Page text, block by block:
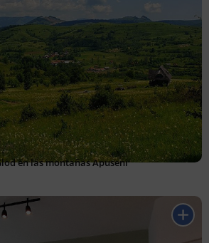
en las montañas Apuseni